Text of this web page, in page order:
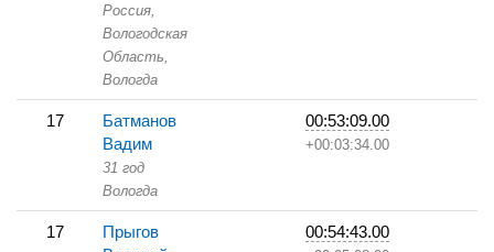
Россия,
Вологодская
Область,
Вологда
17
Батманов
Вадим
31 год
Вологда
00:53:09.00
+00:03:34.00
17
Прыгов
00:54:43.00